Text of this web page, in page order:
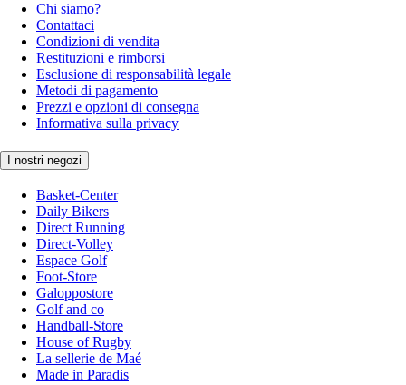
Chi siamo?
Contattaci
Condizioni di vendita
Restituzioni e rimborsi
Esclusione di responsabilità legale
Metodi di pagamento
Prezzi e opzioni di consegna
Informativa sulla privacy
I nostri negozi
Basket-Center
Daily Bikers
Direct Running
Direct-Volley
Espace Golf
Foot-Store
Galoppostore
Golf and co
Handball-Store
House of Rugby
La sellerie de Maé
Made in Paradis